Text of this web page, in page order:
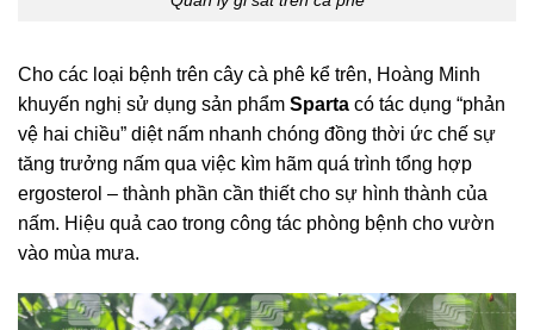
Cho các loại bệnh trên cây cà phê kể trên, Hoàng Minh
khuyến nghị sử dụng sản phẩm Sparta có tác dụng “phản
vệ hai chiều” diệt nấm nhanh chóng đồng thời ức chế sự
tăng trưởng nấm qua việc kìm hãm quá trình tổng hợp
ergosterol – thành phần cần thiết cho sự hình thành của
nấm. Hiệu quả cao trong công tác phòng bệnh cho vườn
vào mùa mưa.